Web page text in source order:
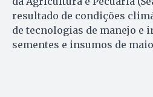
resultado de condições
de tecnologias de manejo e
sementes e insumos de